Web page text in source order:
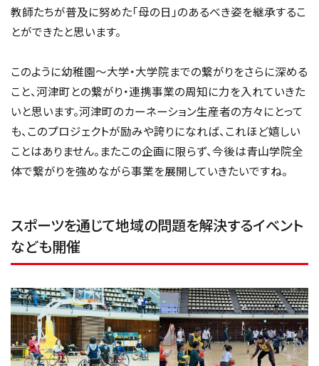
教師たちが普及に努めた「母の日」のあるべき姿を継承するこ
とができたと思います。
このように幼稚園～大学・大学院までの繋がりをさらに深める
こと、河津町との繋がり・連携事業の周知に力を入れていきた
いと思います。河津町のカーネーション生産者の方々にとって
も、このプロジェクトが励みや誇りになれば、これほど嬉しい
ことはありません。またこの企画に限らず、今後は青山学院全
体で繋がりを強めながら事業を展開していきたいですね。
スポーツを通じて地域の問題を解決するイベント
なども開催